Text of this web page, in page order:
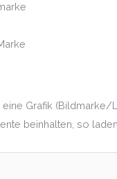
eine Grafik
beinhalten, so